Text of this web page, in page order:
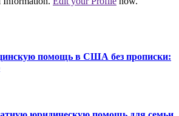
помощь в США без прописки: